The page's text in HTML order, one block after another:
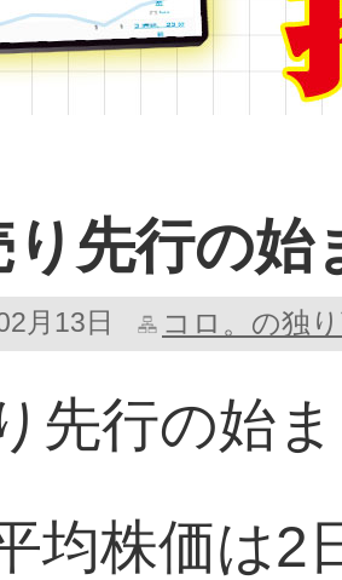
り先行の始
月13日 コロ。の独
先行の始
均株価は2